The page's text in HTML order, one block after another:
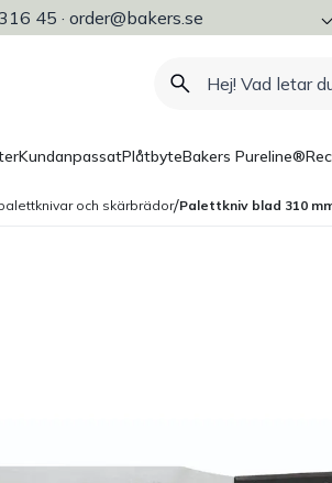
45 · order@bakers.se
konditori & restaurang
KundanpassatPlåtbyteBakers Pureline®
och skärbrädor/Palettkniv blad 310